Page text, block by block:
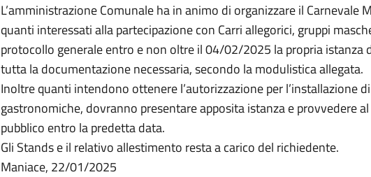
L’amministrazione Comunale ha in animo di organizzare il Carnevale
quanti interessati alla partecipazione con Carri allegorici, gruppi
protocollo generale entro e non oltre il 04/02/2025 la propria istanza
tutta la documentazione necessaria, secondo la modulistica allegata.
Inoltre quanti intendono ottenere l’autorizzazione per l’installazione
gastronomiche, dovranno presentare apposita istanza e provvedere
pubblico entro la predetta data.
Gli Stands e il relativo allestimento resta a carico del richiedente.
Maniace, 22/01/2025